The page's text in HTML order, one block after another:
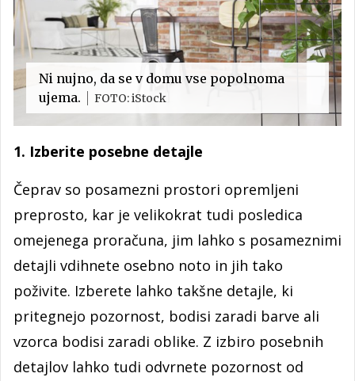
Ni nujno, da se v domu vse popolnoma
ujema.
FOTO: iStock
1. Izberite posebne detajle
Čeprav so posamezni prostori opremljeni
preprosto, kar je velikokrat tudi posledica
omejenega proračuna, jim lahko s posameznimi
detajli vdihnete osebno noto in jih tako
poživite. Izberete lahko takšne detajle, ki
pritegnejo pozornost, bodisi zaradi barve ali
vzorca bodisi zaradi oblike. Z izbiro posebnih
detajlov lahko tudi odvrnete pozornost od